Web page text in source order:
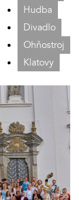
Hudba
Divadlo
Ohňostroj
Klatovy